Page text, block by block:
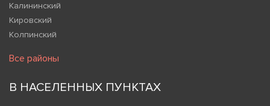
Калининский
Кировский
Колпинский
Все районы
В НАСЕЛЕННЫХ ПУНКТАХ